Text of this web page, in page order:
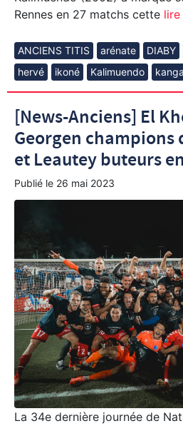
Rennes en 27 matchs cette
ANCIENS TITIS arénate DIABY
hervé
ikoné Kalimuendo kanga
[News-Anciens] El
Georgen champions
et Leautey buteurs
Publié le 26 mai 2023
La 34e dernière journée de